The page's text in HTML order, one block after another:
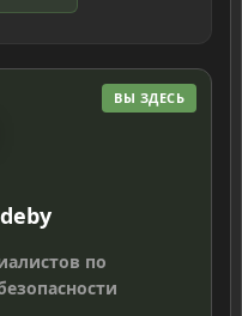
ВЫ ЗДЕСЬ
по